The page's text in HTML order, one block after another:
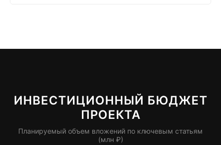
ИНВЕСТИЦИОННЫЙ БЮДЖЕТ
ПРОЕКТА
Планируемый объем вложений по ключевым статьям
(млн ₽)